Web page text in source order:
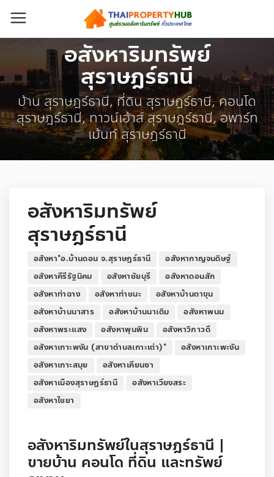
อสังหาริมทรัพย์
สุราษฎร์ธานี
บ้าน สุราษฎร์ธานี, ที่ดิน สุราษฎร์ธานี, คอนโด
สุราษฎร์ธานี, ทาวน์เฮ้าส์ สุราษฎร์ธานี, อพาร์ท
เม้นท์ สุราษฎร์ธานี
อสังหาริมทรัพย์
สุราษฎร์ธานี
อสังหา*อ.บ้านดอน จ.สุราษฎร์ธานี
อสังหากาญจนดิษฐ์
อสังหาคีรีรัฐนิคม
อสังหาชัยบุรี
อสังหาดอนสัก
อสังหาท่าฉาง
อสังหาท่าชนะ
อสังหาบ้านตาขุน
อสังหาบ้านนาสาร
อสังหาบ้านนาเดิม
อสังหาพนม
อสังหาพระแสง
อสังหาพุนพิน
อสังหาวิภาวดี
อสังหาเกาะพงัน (สาขาตำบลเกาะเต่า)*
อสังหาเกาะพะงัน
อสังหาเกาะสมุย
อสังหาเคียนซา
อสังหาเมืองสุราษฎร์ธานี
อสังหาเวียงสระ
อสังหาไชยา
อสังหาริมทรัพย์ในสุราษฎร์ธานี |
ขายบ้าน คอนโด ที่ดิน และทรัพย์